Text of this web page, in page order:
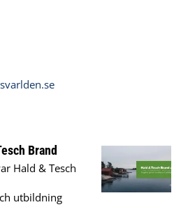
Brand
Hald & Tesch
utbildning